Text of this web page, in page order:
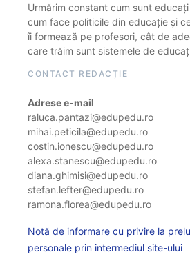
Urmărim constant cum sunt
cum face politicile din educație și
îi formează pe profesori, cât de
care trăim sunt sistemele de
CONTACT REDACȚIE
Adrese e-mail
raluca.pantazi@edupedu.ro
mihai.peticila@edupedu.ro
costin.ionescu@edupedu.ro
alexa.stanescu@edupedu.ro
diana.ghimisi@edupedu.ro
stefan.lefter@edupedu.ro
ramona.florea@edupedu.ro
Notă de informare cu privire la
personale prin intermediul site-ului